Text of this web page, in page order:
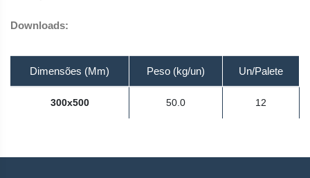
Downloads:
Dimensões (Mm) Peso (kg/un) Un/Palete
300x500 50.0 12